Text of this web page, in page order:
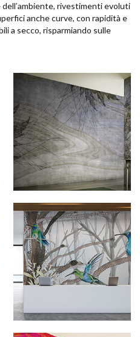
rivestimenti evoluti
anche curve, con rapidità e
a secco, risparmiando sulle